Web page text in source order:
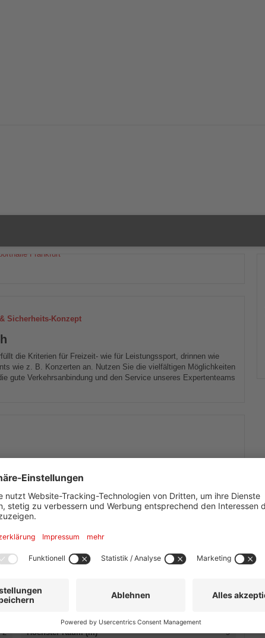
Sicherheits-Konzept
die Kriterien für Freizeit- wie für Leistungssport, drinnen wie
wie z. B. Konzerten an. Nutzen Sie die vielfältigen Möglichkeiten
gute Verkehrsanbindung und den Service unseres Expertenteams
2 Höchster Raum (m) 9